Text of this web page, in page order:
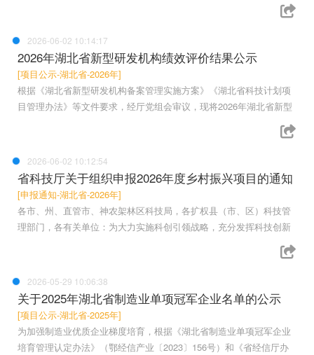
2026-06-02 10:14:17
2026年湖北省新型研发机构绩效评价结果公示
[项目公示-湖北省-2026年]
根据《湖北省新型研发机构备案管理实施方案》《湖北省科技计划项
目管理办法》等文件要求，经厅党组会审议，现将2026年湖北省新型
2026-06-02 10:12:54
省科技厅关于组织申报2026年度乡村振兴项目的通知
[申报通知-湖北省-2026年]
各市、州、直管市、神农架林区科技局，各扩权县（市、区）科技管
理部门，各有关单位：为大力实施科创引领战略，充分发挥科技创新
2026-05-29 10:06:38
关于2025年湖北省制造业单项冠军企业名单的公示
[项目公示-湖北省-2025年]
为加强制造业优质企业梯度培育，根据《湖北省制造业单项冠军企业
培育管理认定办法》（鄂经信产业〔2023〕156号）和《省经信厅办